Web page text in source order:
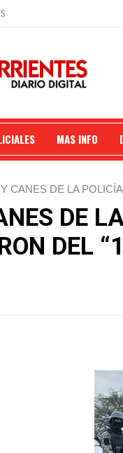
MAS INFO
CANES DE LA
DE
DEL